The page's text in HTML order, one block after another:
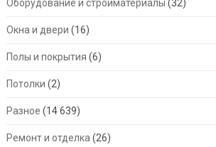
Оборудование и стройматериалы (32)
Окна и двери (16)
Полы и покрытия (6)
Потолки (2)
Разное (14 639)
Ремонт и отделка (26)